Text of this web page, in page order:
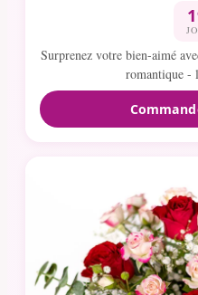
Surprenez votre bien-aimé
romantique -